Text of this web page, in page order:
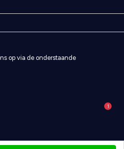
1
op via de onderstaande